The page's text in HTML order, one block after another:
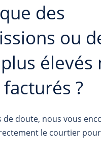
des
ou
élevés
?
de doute, nous vous
le courtier